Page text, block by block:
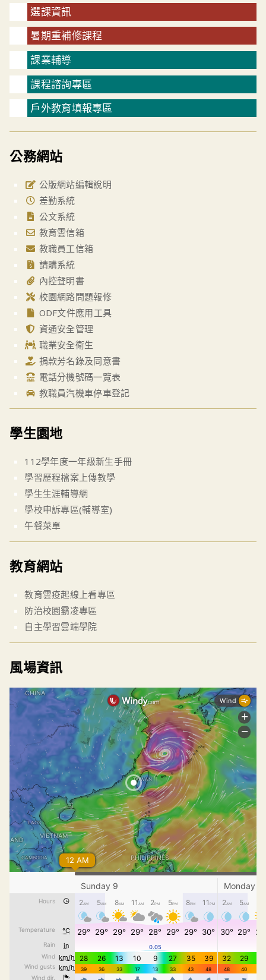
選課資訊
暑期重補修課程
課業輔導
課程諮詢專區
戶外教育填報專區
公務網站
公版網站編輯說明
差勤系統
公文系統
教育雲信箱
教職員工信箱
請購系統
內控聲明書
校園網路問題報修
ODF文件應用工具
資通安全管理
職業安全衛生
捐款芳名錄及同意書
電話分機號碼一覽表
教職員汽機車停車登記
學生園地
112學年度一年級新生手冊
學習歷程檔案上傳教學
學生生涯輔導網
學校申訴專區(輔導室)
午餐菜單
教育網站
教育雲疫起線上看專區
防治校園霸凌專區
自主學習雲端學院
風場資訊